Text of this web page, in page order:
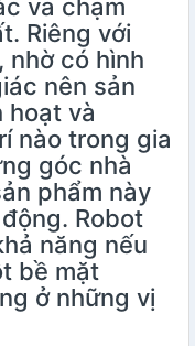
va chạm
Riêng với
nhờ có hình
nên sản
hoạt và
nào trong gia
góc nhà
phẩm này
Robot
năng nếu
bề mặt
ở những vị